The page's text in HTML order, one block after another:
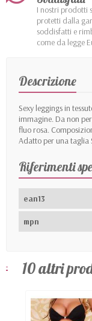
I nostri prodotti
protetti dalla
soddisfatti e
come da legge
Descrizione
Sexy leggings in
immagine. Da non
fluo rosa.
Adatto per una taglia
Riferimenti
ean13
mpn
10 altri